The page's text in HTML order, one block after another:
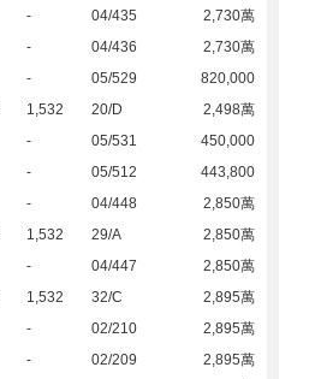
- 04/435
2,730萬
- 04/436
2,730萬
- 05/529
820,000
1,532 20/D
2,498萬
- 05/531
450,000
- 05/512
443,800
- 04/448
2,850萬
1,532 29/A
2,850萬
- 04/447
2,850萬
1,532 32/C
2,895萬
- 02/210
2,895萬
- 02/209
2,895萬